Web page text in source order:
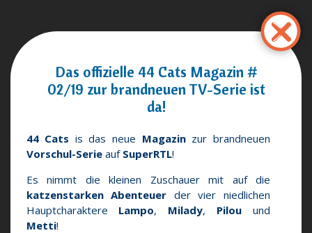
Das offizielle 44 Cats Magazin #
02/19 zur brandneuen TV-Serie ist
da!
44 Cats is das neue Magazinzur brandneuen
Vorschul-SerieaufSuperRTL!
Es nimmt die kleinen Zuschauer mit auf die
katzenstarken Abenteuer der vier niedlichen
Hauptcharaktere Lampo, Milady, Pilou und
Metti!